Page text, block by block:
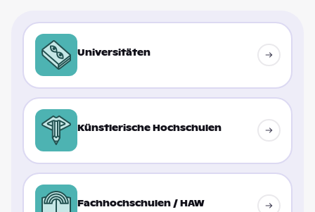
Universitäten
Künstlerische Hochschulen
Fachhochschulen / HAW